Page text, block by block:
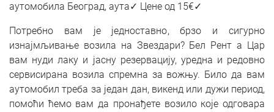
аутомобила Београд, аута✓ Цене од 15€✓
Потребно вам је једноставно, брзо и сигурно
изнајмљивање возила на Звездари? Бел Рент а Цар
вам нуди лаку и јасну резервацију, уредна и редовно
сервисирана возила спремна за вожњу. Било да вам
аутомобил треба за један дан, викенд или дужи период,
помоћи ћемо вам да пронађете возило које одговара